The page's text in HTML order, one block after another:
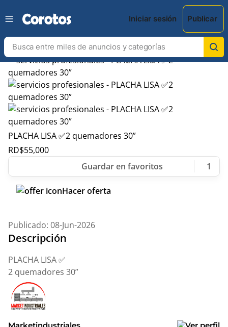
Iniciar sesión Publicar
PLACHA LISA ✅2 quemadores 30”
RD$55,000
1
Hacer oferta
Publicado: 08-Jun-2026
Descripción
PLACHA LISA ✅
2 quemadores 30”